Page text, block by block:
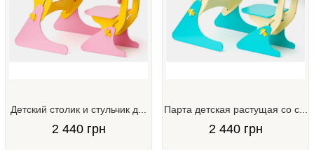
Детский столик и стульчик д...
2 440 грн
Парта детская растущая со с...
2 440 грн